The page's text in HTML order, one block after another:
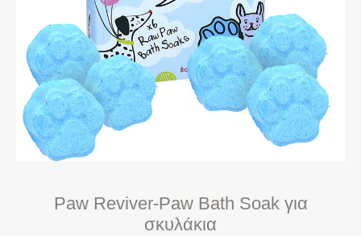
Paw Reviver-Paw Bath Soak για
σκυλάκια